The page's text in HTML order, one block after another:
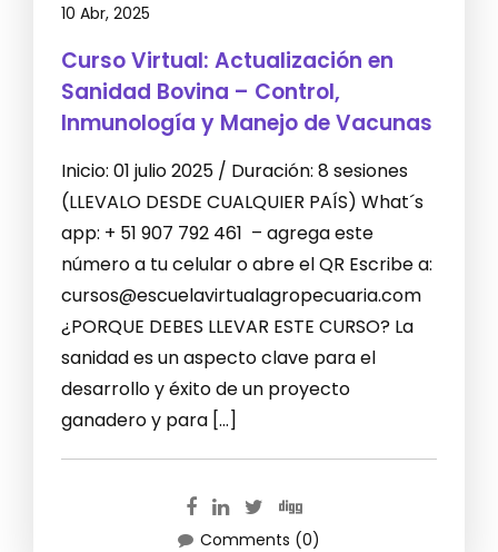
10 Abr, 2025
Curso Virtual: Actualización en
Sanidad Bovina – Control,
Inmunología y Manejo de Vacunas
Inicio: 01 julio 2025 / Duración: 8 sesiones
(LLEVALO DESDE CUALQUIER PAÍS) What´s
app: + 51 907 792 461 – agrega este
número a tu celular o abre el QR Escribe a:
cursos@escuelavirtualagropecuaria.com
¿PORQUE DEBES LLEVAR ESTE CURSO? La
sanidad es un aspecto clave para el
desarrollo y éxito de un proyecto
ganadero y para […]
Comments (0)